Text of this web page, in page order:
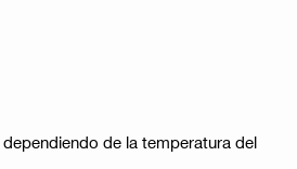
de la temperatura del